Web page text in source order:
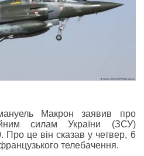
Макрон заявив про
силам України (ЗСУ)
Про це він сказав у четвер, 6
телебачення.